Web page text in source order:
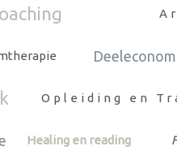
Opleiding en
Healing en reading